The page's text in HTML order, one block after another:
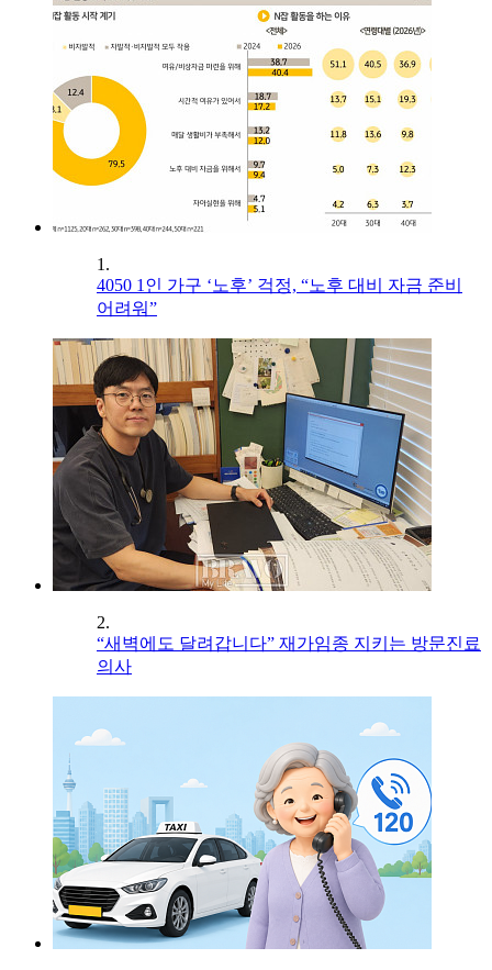
1.
4050 1인 가구 ‘노후’ 걱정, “노후 대비 자금 준비
어려워”
2.
“새벽에도 달려갑니다” 재가임종 지키는 방문진료
의사